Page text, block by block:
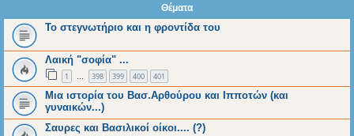
η
Θέματα
Το στεγνωτήριο και η φροντίδα του
Λαική "σοφία" ...
1 … 398 399 400 401
Μια ιστορία του Βασ.Αρθούρου και Ιπποτών (και
γυναικών...)
Σαυρες και Βασιλικοί οίκοι.... (?)